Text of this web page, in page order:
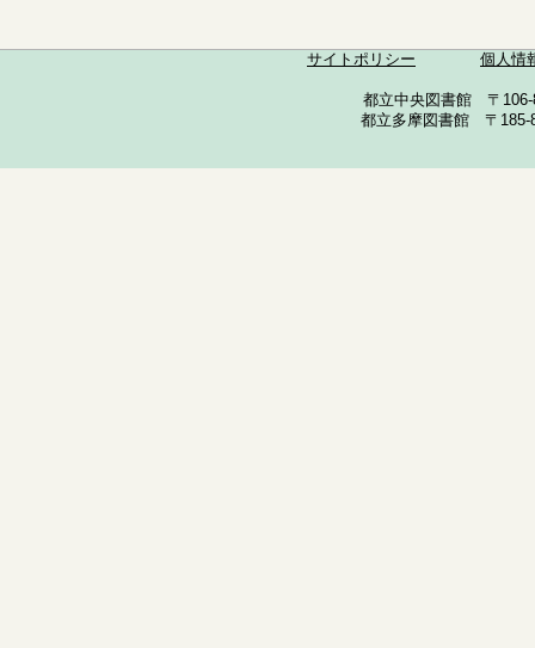
サイトポリシー 個人情
都立中央図書館 〒
都立多摩図書館 〒185-